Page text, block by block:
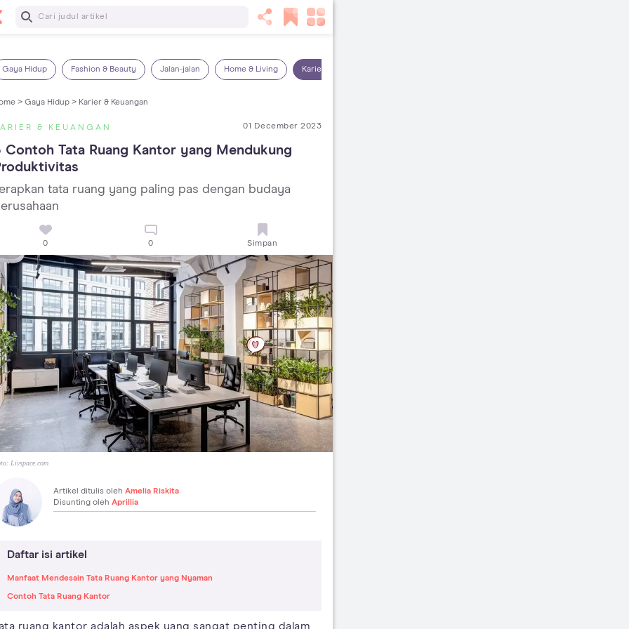
Baca Selanjutnya
Gaya Hidup Fashion & Beauty Jalan-jalan Home & Living Karier & Keuangan
> Gaya Hidup > Karier & Keuangan
& KEUANGAN 01 December 2023
Contoh Tata Ruang Kantor yang Mendukung
tata ruang yang paling pas dengan budaya
0 0 Simpan
Livspace.com
Artikel ditulis oleh Amelia Riskita
Disunting oleh Aprillia
Daftar isi artikel
Manfaat Mendesain Tata Ruang Kantor yang Nyaman
Contoh Tata Ruang Kantor
ruang kantor adalah aspek yang sangat penting dalam